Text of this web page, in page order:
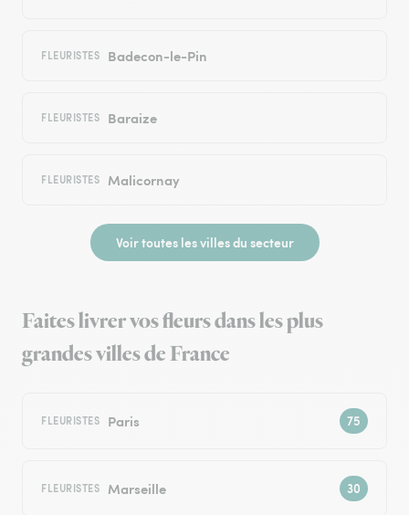
FLEURISTES Badecon-le-Pin
FLEURISTES Baraize
FLEURISTES Malicornay
Voir toutes les villes du secteur
Faites livrer vos fleurs dans les plus
grandes villes de France
FLEURISTES Paris
FLEURISTES Marseille